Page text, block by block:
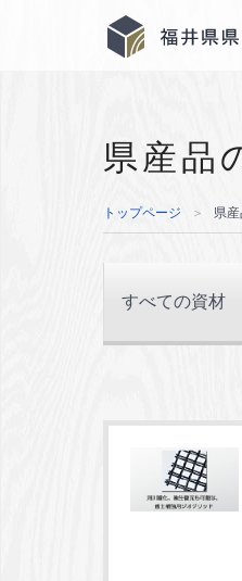
県産品
トップページ ＞ 県
すべての資材